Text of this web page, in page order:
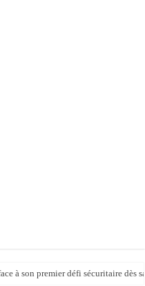
à son premier défi sécuritaire dès
avocat au sommet du système